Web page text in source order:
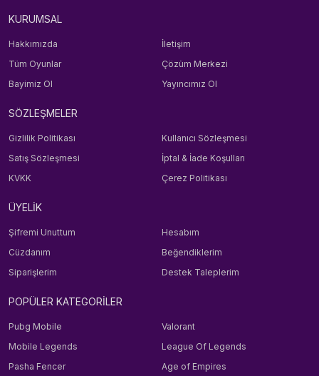
KURUMSAL
Hakkımızda
İletişim
Tüm Oyunlar
Çözüm Merkezi
Bayimiz Ol
Yayıncımız Ol
SÖZLEŞMELER
Gizlilik Politikası
Kullanıcı Sözleşmesi
Satış Sözleşmesi
İptal & İade Koşulları
KVKK
Çerez Politikası
ÜYELİK
Şifremi Unuttum
Hesabım
Cüzdanım
Beğendiklerim
Siparişlerim
Destek Taleplerim
POPÜLER KATEGORİLER
Pubg Mobile
Valorant
Mobile Legends
League Of Legends
Pasha Fencer
Age of Empires